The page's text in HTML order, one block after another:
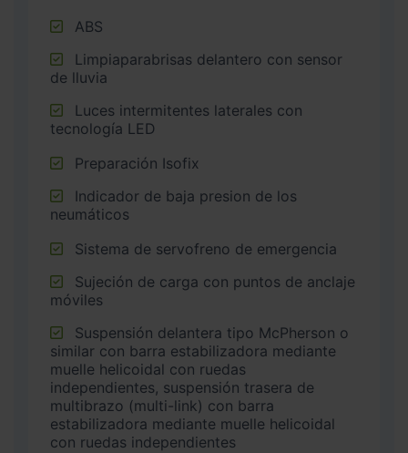
ABS
de lluvia
tecnología LED
Preparación Isofix
neumáticos
Sistema de servofreno de emergencia
móviles
similar con barra estabilizadora mediante
muelle helicoidal con ruedas
independientes, suspensión trasera de
multibrazo (multi-link) con barra
estabilizadora mediante muelle helicoidal
con ruedas independientes